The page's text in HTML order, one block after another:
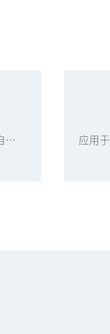
批量应用于LED WAT倒装测试的全自动光电测试一体机